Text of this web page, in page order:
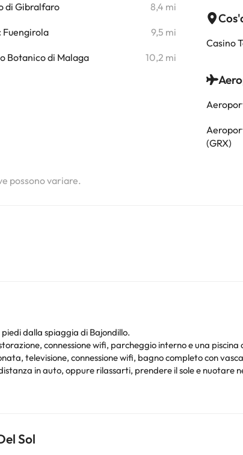
di Gibralfaro 8,4 mi
Fuengirola 9,5 mi
Botanico di Malaga 10,2 mi
Casino
(GRX)
possono variare.
dalla spiaggia di Bajondillo.
connessione wifi, parcheggio interno e una
televisione, connessione wifi, bagno completo con
in auto, oppure rilassarti, prendere il sole e nuotare
Sol